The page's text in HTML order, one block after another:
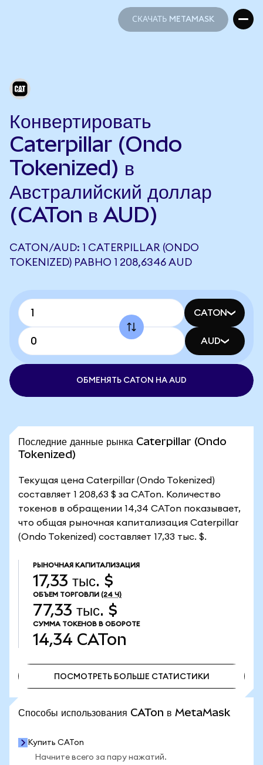
СКАЧАТЬ METAMASK
Конвертировать
Caterpillar (Ondo
Tokenized) в
Австралийский доллар
(CATon в AUD)
CATON/AUD: 1 CATERPILLAR (ONDO
TOKENIZED) РАВНО 1 208,6346 AUD
CATON
AUD
ОБМЕНЯТЬ CATON НА AUD
Последние данные рынка Caterpillar (Ondo
Tokenized)
Текущая цена Caterpillar (Ondo Tokenized)
составляет 1 208,63 $ за CATon. Количество
токенов в обращении 14,34 CATon показывает,
что общая рыночная капитализация Caterpillar
(Ondo Tokenized) составляет 17,33 тыс. $.
РЫНОЧНАЯ КАПИТАЛИЗАЦИЯ
17,33 тыс. $
ОБЪЕМ ТОРГОВЛИ (24 Ч)
77,33 тыс. $
СУММА ТОКЕНОВ В ОБОРОТЕ
14,34 CATon
ПОСМОТРЕТЬ БОЛЬШЕ СТАТИСТИКИ
Способы использования CATon в MetaMask
Купить CATon
Начните всего за пару нажатий.